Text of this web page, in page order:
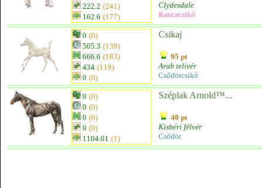
222.2 (241)
162.6 (177)
Clydesdale
Kancacsikó
0 (0)
505.3 (139)
666.6 (183)
434 (119)
0 (0)
Csikaj
95 pt
Arab telivér
Csődörcsikó
0 (0)
0 (0)
0 (0)
0 (0)
1104.01 (1)
Széplak Arnold™...
40 pt
Kisbéri félvér
Csődör